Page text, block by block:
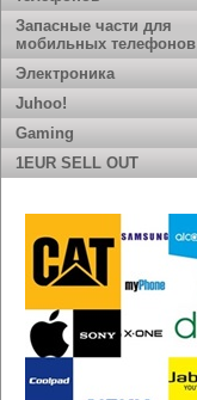
Запасные части для
мобильных телефонов
Электроника
Juhoo!
Gaming
1EUR SELL OUT